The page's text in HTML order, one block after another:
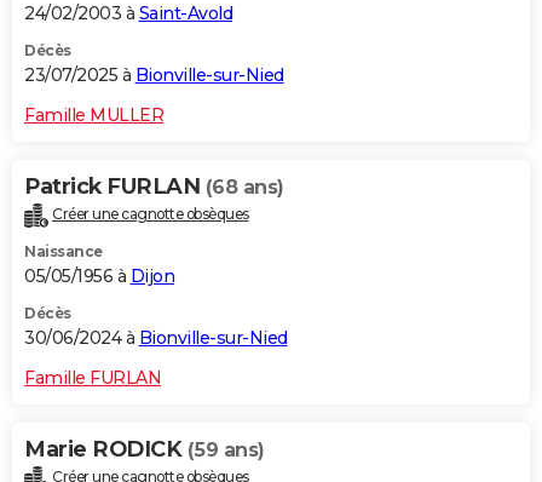
COPAINS D'AVANT
S'inscrire
Se connecter
Lycées
Collèges
Primaires
Universités
Entreprises
Service militaire
Avis de recherche
AVIS DE DÉCÈS
FORUM
24/02/2003 à Saint-Avold
Décès
23/07/2025 à Bionville-sur-Nied
Famille MULLER
Patrick FURLAN (68 ans)
Créer une cagnotte obsèques
Naissance
05/05/1956 à Dijon
Décès
30/06/2024 à Bionville-sur-Nied
Famille FURLAN
Marie RODICK (59 ans)
Créer une cagnotte obsèques